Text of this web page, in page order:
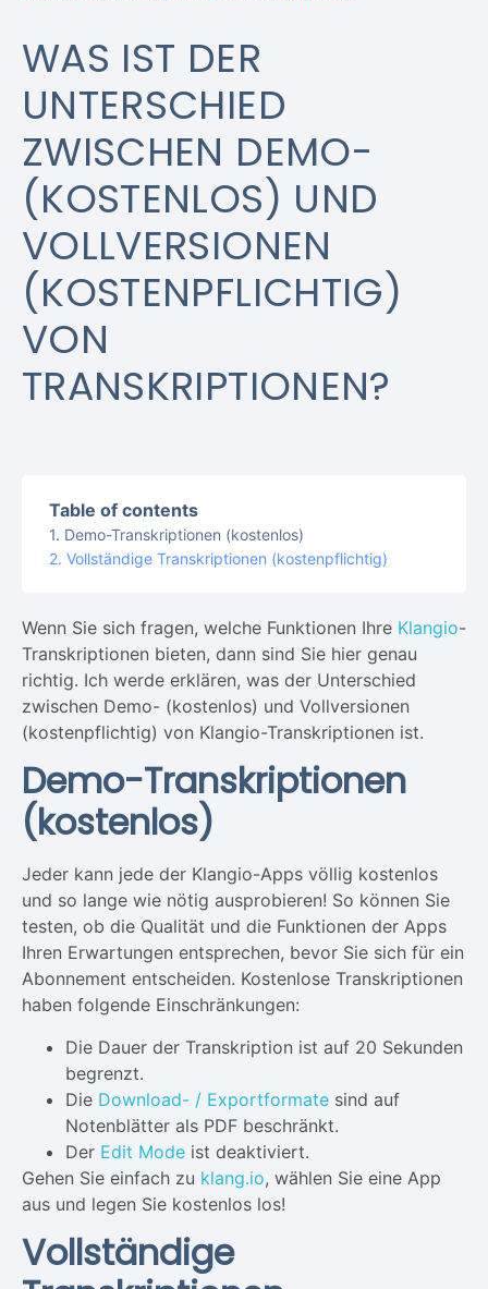
WAS IST DER
UNTERSCHIED
ZWISCHEN DEMO-
(KOSTENLOS) UND
VOLLVERSIONEN
(KOSTENPFLICHTIG)
VON
TRANSKRIPTIONEN?
Table of contents
Demo-Transkriptionen (kostenlos)
Vollständige Transkriptionen (kostenpflichtig)
Wenn Sie sich fragen, welche Funktionen Ihre Klangio-
Transkriptionen bieten, dann sind Sie hier genau
richtig. Ich werde erklären, was der Unterschied
zwischen Demo- (kostenlos) und Vollversionen
(kostenpflichtig) von Klangio-Transkriptionen ist.
Demo-Transkriptionen
(kostenlos)
Jeder kann jede der Klangio-Apps völlig kostenlos
und so lange wie nötig ausprobieren! So können Sie
testen, ob die Qualität und die Funktionen der Apps
Ihren Erwartungen entsprechen, bevor Sie sich für ein
Abonnement entscheiden. Kostenlose Transkriptionen
haben folgende Einschränkungen:
Die Dauer der Transkription ist auf 20 Sekunden
begrenzt.
Die Download- / Exportformate sind auf
Notenblätter als PDF beschränkt.
Der Edit Mode ist deaktiviert.
Gehen Sie einfach zu klang.io, wählen Sie eine App
aus und legen Sie kostenlos los!
Vollständige